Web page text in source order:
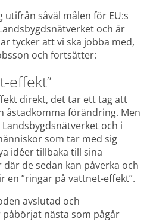
såväl målen för EU:s
och är
tycker att vi ska jobba med,
och fortsätter:
effekt”
direkt, det tar ett tag att
åstadkomma förändring. Men
och i
som tar med sig
idéer tillbaka till sina
de sedan kan påverka och
”ringar på vattnet-effekt”.
avslutad och
nästa som pågår